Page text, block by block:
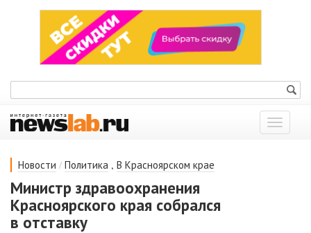
Показать
меню
Новости / Политика , В Красноярском крае
Министр здравоохранения
Красноярского края собрался
в отставку